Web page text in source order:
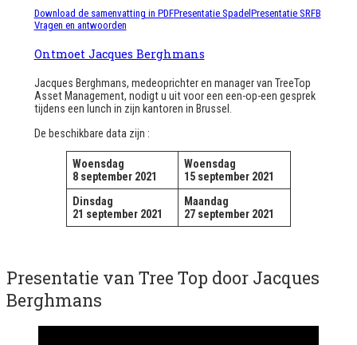
Download de samenvatting in PDFPresentatie Spadel Presentatie SRFB
Vragen en antwoorden
Ontmoet Jacques Berghmans
Jacques Berghmans, medeoprichter en manager van TreeTop
Asset Management, nodigt u uit voor een een-op-een gesprek
tijdens een lunch in zijn kantoren in Brussel.
De beschikbare data zijn :
Woensdag
8 september 2021
Woensdag
15 september 2021
Dinsdag
21 september 2021
Maandag
27 september 2021
Presentatie van Tree Top door Jacques
Berghmans